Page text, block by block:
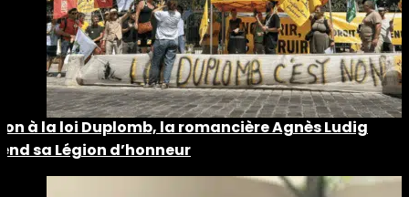
à la loi Duplomb, la romancière Agnès Ludig
sa Légion d’honneur